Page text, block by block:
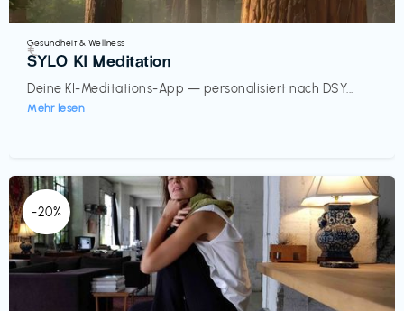
Gesundheit & Wellness
SYLO KI Meditation
Deine KI-Meditations-App — personalisiert nach DSY...
Mehr lesen
€‎
-20%